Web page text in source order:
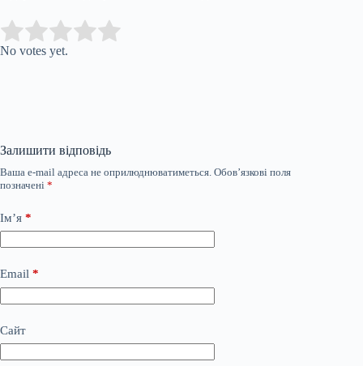
Rate this item:
No votes yet.
Залишити відповідь
Ваша e-mail адреса не оприлюднюватиметься. Обов’язкові поля
позначені *
Ім’я *
Email *
Сайт